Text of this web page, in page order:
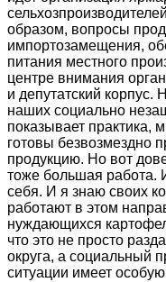
образом, вопросы
импортозамещения,
питания местного
центре внимания
и депутатский
наших социально
показывает практика,
готовы безвозмездно
продукцию. Но вот
тоже большая работа.
себя. И я знаю своих
работают в этом
нуждающихся
что это не просто
округа, а социальный
ситуации имеет